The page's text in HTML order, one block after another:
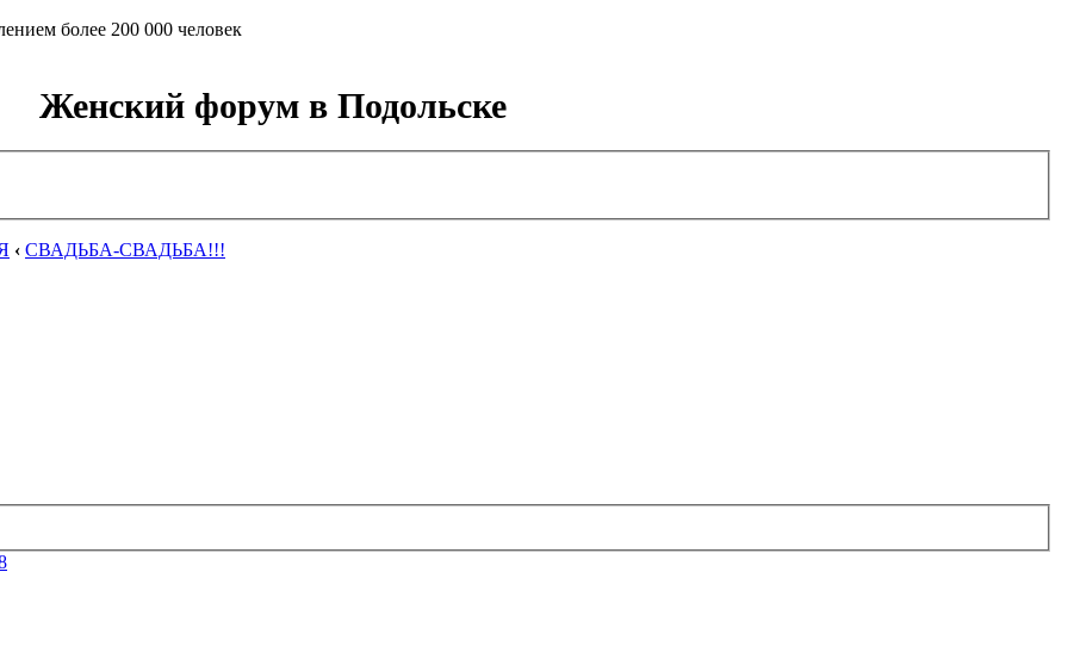
более 200 000 человек
Женский форум в Подольске
‹ СВАДЬБА-СВАДЬБА!!!